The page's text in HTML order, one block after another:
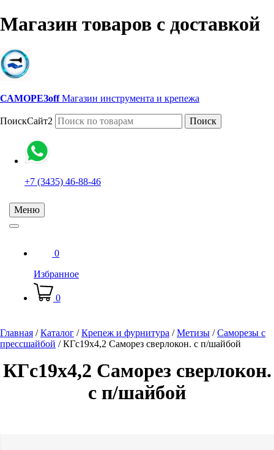
Магазин товаров с доставкой
САМОРЕЗoff Магазин инструмента и крепежа
ПоискСайт2 Поиск
+7 (3435) 46-88-46
Меню
0
Избранное
0
Главная /Каталог /Крепеж и фурнитура /Метизы /Саморезы с
прессшайбой /КГс19х4,2 Саморез сверлокон. с п/шайбой
КГс19х4,2 Саморез сверлокон.
с п/шайбой